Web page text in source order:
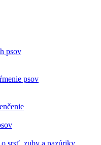
psov
psov
srsť, zuby a pazúriky